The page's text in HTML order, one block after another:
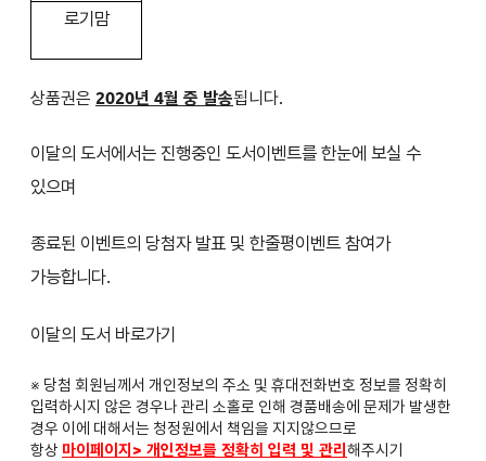
로기맘
상품권은 2020년 4월 중 발송됩니다.
이달의 도서에서는 진행중인 도서이벤트를 한눈에 보실 수
있으며
종료된 이벤트의 당첨자 발표 및 한줄평이벤트 참여가
가능합니다.
이달의 도서 바로가기
※ 당첨 회원님께서 개인정보의 주소 및 휴대전화번호 정보를 정확히
입력하시지 않은 경우나 관리 소홀로 인해 경품배송에 문제가 발생한
경우 이에 대해서는 청정원에서 책임을 지지않으므로
항상 마이페이지> 개인정보를 정확히 입력 및 관리 해주시기